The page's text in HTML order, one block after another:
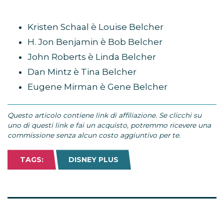
Kristen Schaal è Louise Belcher
H. Jon Benjamin è Bob Belcher
John Roberts è Linda Belcher
Dan Mintz è Tina Belcher
Eugene Mirman è Gene Belcher
Questo articolo contiene link di affiliazione. Se clicchi su
uno di questi link e fai un acquisto, potremmo ricevere una
commissione senza alcun costo aggiuntivo per te.
TAGS: DISNEY PLUS